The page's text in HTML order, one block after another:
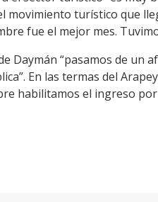
movimiento turístico que
fue el mejor mes.
Daymán “pasamos de un
En las termas del
habilitamos el ingreso